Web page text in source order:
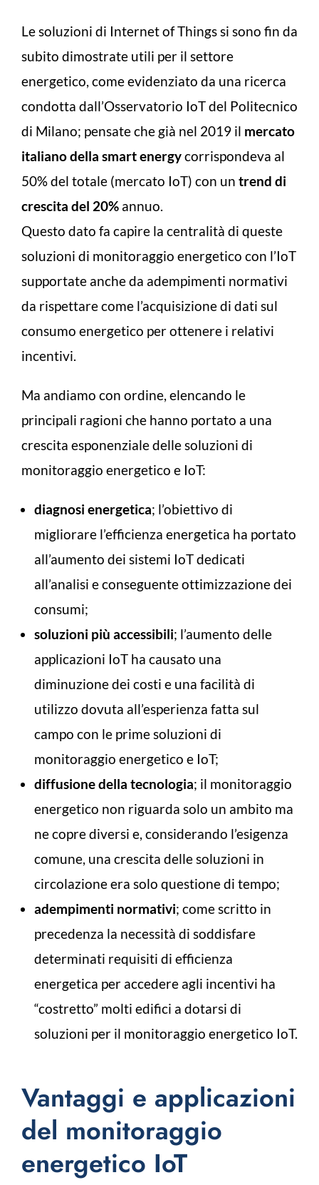
Le soluzioni di Internet of Things si sono fin da
subito dimostrate utili per il settore
energetico, come evidenziato da una ricerca
condotta dall’Osservatorio IoT del Politecnico
di Milano; pensate che già nel 2019 il mercato
italiano della smart energycorrispondeva al
50% del totale (mercato IoT) con un trend di
crescita del 20% annuo.
Questo dato fa capire la centralità di queste
soluzioni di monitoraggio energetico con l’IoT
supportate anche da adempimenti normativi
da rispettare come l’acquisizione di dati sul
consumo energetico per ottenere i relativi
incentivi.
Ma andiamo con ordine, elencando le
principali ragioni che hanno portato a una
crescita esponenziale delle soluzioni di
monitoraggio energetico e IoT:
diagnosi energetica; l’obiettivo di
migliorare l’efficienza energetica ha portato
all’aumento dei sistemi IoT dedicati
all’analisi e conseguente ottimizzazione dei
consumi;
soluzioni più accessibili; l’aumento delle
applicazioni IoT ha causato una
diminuzione dei costi e una facilità di
utilizzo dovuta all’esperienza fatta sul
campo con le prime soluzioni di
monitoraggio energetico e IoT;
diffusione della tecnologia; il monitoraggio
energetico non riguarda solo un ambito ma
ne copre diversi e, considerando l’esigenza
comune, una crescita delle soluzioni in
circolazione era solo questione di tempo;
adempimenti normativi; come scritto in
precedenza la necessità di soddisfare
determinati requisiti di efficienza
energetica per accedere agli incentivi ha
“costretto” molti edifici a dotarsi di
soluzioni per il monitoraggio energetico IoT.
Vantaggi e applicazioni
del monitoraggio
energetico IoT